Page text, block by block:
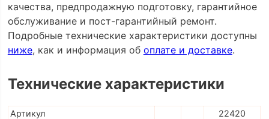
качества, предпродажную подготовку, гарантийное
обслуживание и пост-гарантийный ремонт.
Подробные технические характеристики доступны
ниже, как и информация об оплате и доставке.
Технические характеристики
Артикул
22420